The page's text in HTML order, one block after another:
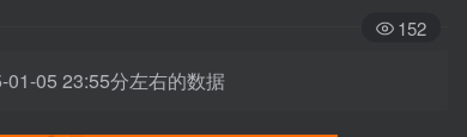
152
05 23:55分左右的数据